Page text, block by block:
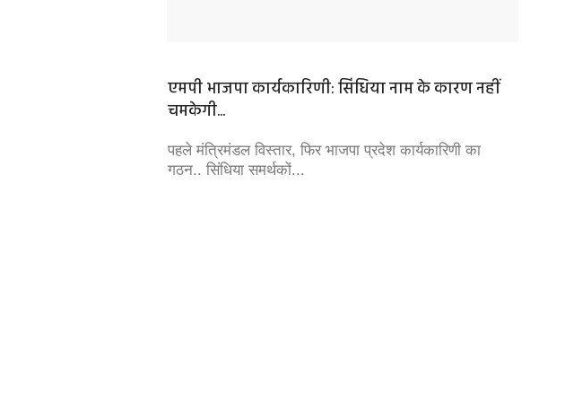
एमपी भाजपा कार्यकारिणी: सिंधिया नाम के कारण नहीं
चमकेगी...
पहले मंत्रिमंडल विस्‍तार, फिर भाजपा प्रदेश कार्यकारिणी का
गठन.. सिंधिया समर्थकों...